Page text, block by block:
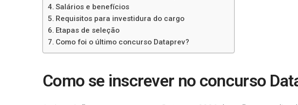
Salários e benefícios
Requisitos para investidura do cargo
Etapas de seleção
Como foi o último concurso Dataprev?
Como se inscrever no concurso